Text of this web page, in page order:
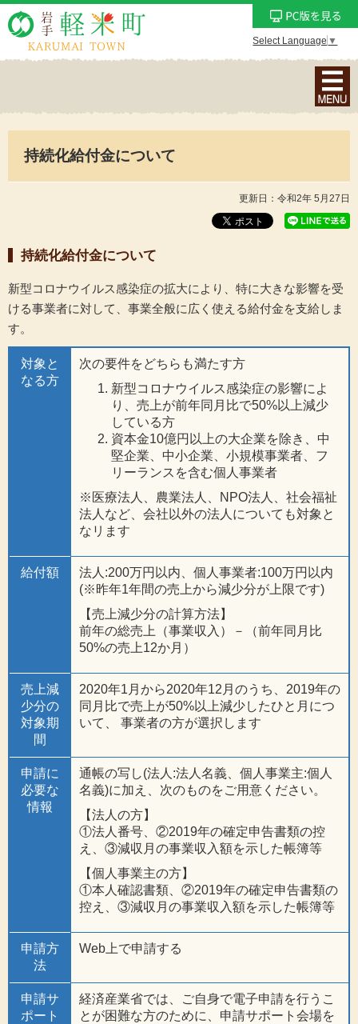
Select Language ▼
ナ
ビ
ン
メ
を
表
持続化給付金について
更新日：令和2年 5月27日
持続化給付金について
新型コロナウイルス感染症の拡大により、特に大きな影響を受
ける事業者に対して、事業全般に広く使える給付金を支給しま
す。
対象と
なる方
次の要件をどちらも満たす方
新型コロナウイルス感染症の影響によ
り、売上が前年同月比で50%以上減少
している方
資本金10億円以上の大企業を除き、中
堅企業、中小企業、小規模事業者、フ
リーランスを含む個人事業者
※医療法人、農業法人、NPO法人、社会福祉
法人など、会社以外の法人についても対象と
なリます
給付額
法人:200万円以内、個人事業者:100万円以内
(※昨年1年間の売上から減少分が上限です)
【売上減少分の計算方法】
前年の総売上（事業収入）－（前年同月比
50%の売上12か月）
売上減
少分の
対象期
間
2020年1月から2020年12月のうち、2019年の
同月比で売上が50%以上減少したひと月につ
いて、 事業者の方が選択します
申請に
必要な
情報
通帳の写し(法人:法人名義、個人事業主:個人
名義)に加え、次のものをご用意ください。
【法人の方】
①法人番号、②2019年の確定申告書類の控
え、③減収月の事業収入額を示した帳簿等
【個人事業主の方】
①本人確認書類、②2019年の確定申告書類の
控え、③減収月の事業収入額を示した帳簿等
申請方
法
Web上で申請する
申請サ
ポート
経済産業省では、ご自身で電子申請を行うこ
とが困難な方のために、申請サポート会場を